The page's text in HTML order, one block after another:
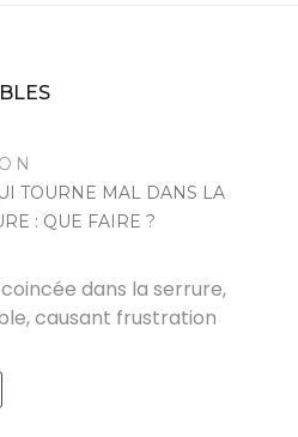
TOURNE MAL DANS LA
: QUE FAIRE ?
dans la serrure,
causant frustration